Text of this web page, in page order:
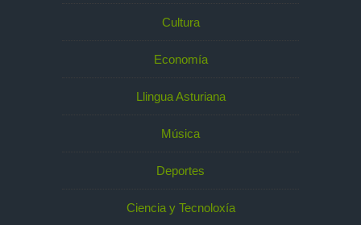
Cultura
Economía
Llingua Asturiana
Música
Deportes
Ciencia y Tecnoloxía